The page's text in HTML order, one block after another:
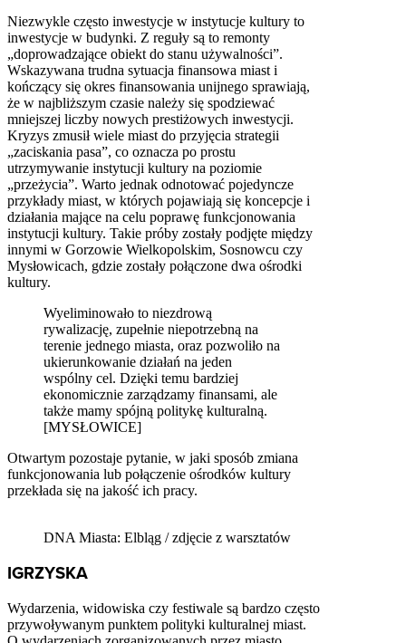
Niezwykle często inwestycje w instytucje kultury to
inwestycje w budynki. Z reguły są to remonty
„doprowadzające obiekt do stanu używalności”.
Wskazywana trudna sytuacja finansowa miast i
kończący się okres finansowania unijnego sprawiają,
że w najbliższym czasie należy się spodziewać
mniejszej liczby nowych prestiżowych inwestycji.
Kryzys zmusił wiele miast do przyjęcia strategii
„zaciskania pasa”, co oznacza po prostu
utrzymywanie instytucji kultury na poziomie
„przeżycia”. Warto jednak odnotować pojedyncze
przykłady miast, w których pojawiają się koncepcje i
działania mające na celu poprawę funkcjonowania
instytucji kultury. Takie próby zostały podjęte między
innymi w Gorzowie Wielkopolskim, Sosnowcu czy
Mysłowicach, gdzie zostały połączone dwa ośrodki
kultury.
Wyeliminowało to niezdrową
rywalizację, zupełnie niepotrzebną na
terenie jednego miasta, oraz pozwoliło na
ukierunkowanie działań na jeden
wspólny cel. Dzięki temu bardziej
ekonomicznie zarządzamy finansami, ale
także mamy spójną politykę kulturalną.
[MYSŁOWICE]
Otwartym pozostaje pytanie, w jaki sposób zmiana
funkcjonowania lub połączenie ośrodków kultury
przekłada się na jakość ich pracy.
DNA Miasta: Elbląg / zdjęcie z warsztatów
IGRZYSKA
Wydarzenia, widowiska czy festiwale są bardzo często
przywoływanym punktem polityki kulturalnej miast.